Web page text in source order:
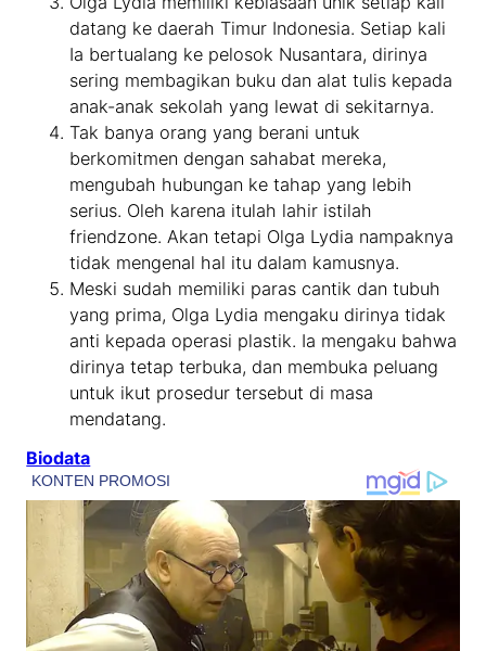
datang ke daerah Timur Indonesia. Setiap kali
Ia bertualang ke pelosok Nusantara, dirinya
sering membagikan buku dan alat tulis kepada
anak-anak sekolah yang lewat di sekitarnya.
Tak banya orang yang berani untuk
berkomitmen dengan sahabat mereka,
mengubah hubungan ke tahap yang lebih
serius. Oleh karena itulah lahir istilah
friendzone. Akan tetapi Olga Lydia nampaknya
tidak mengenal hal itu dalam kamusnya.
Meski sudah memiliki paras cantik dan tubuh
yang prima, Olga Lydia mengaku dirinya tidak
anti kepada operasi plastik. Ia mengaku bahwa
dirinya tetap terbuka, dan membuka peluang
untuk ikut prosedur tersebut di masa
mendatang.
Biodata